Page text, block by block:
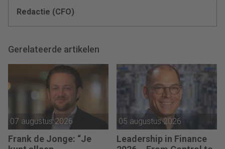
Redactie (CFO)
Gerelateerde artikelen
07 augustus 2026
Frank de Jonge: “Je
05 augustus 2026
Leadership in Finance